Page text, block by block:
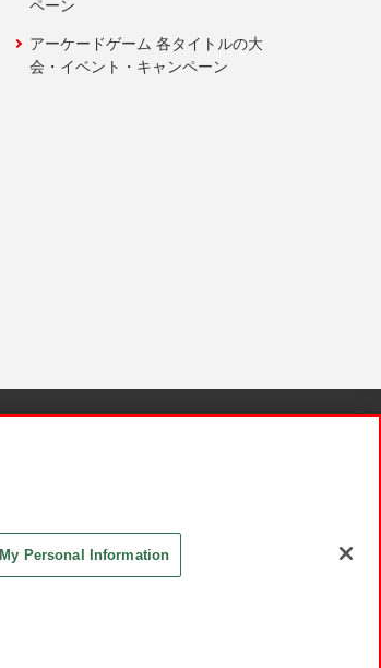
ペーン
アーケードゲーム 各タイトルの大
会・イベント・キャンペーン
Personal Information